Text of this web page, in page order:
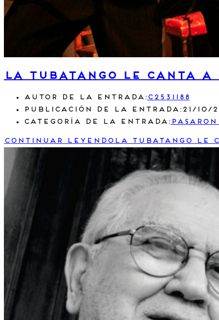
La Tubatango le Canta a
Autor de la entrada: c2531188
Publicación de la entrada: 21/10/
Categoría de la entrada:
Continuar leyendo La Tubatango le